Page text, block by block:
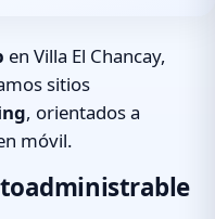
en Villa El Chancay,
sitios
, orientados a
móvil.